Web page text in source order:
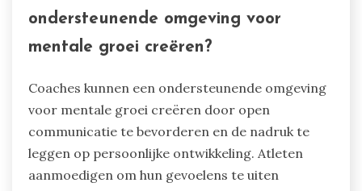
ondersteunende omgeving voor
mentale groei creëren?
Coaches kunnen een ondersteunende omgeving
voor mentale groei creëren door open
communicatie te bevorderen en de nadruk te
leggen op persoonlijke ontwikkeling. Atleten
aanmoedigen om hun gevoelens te uiten